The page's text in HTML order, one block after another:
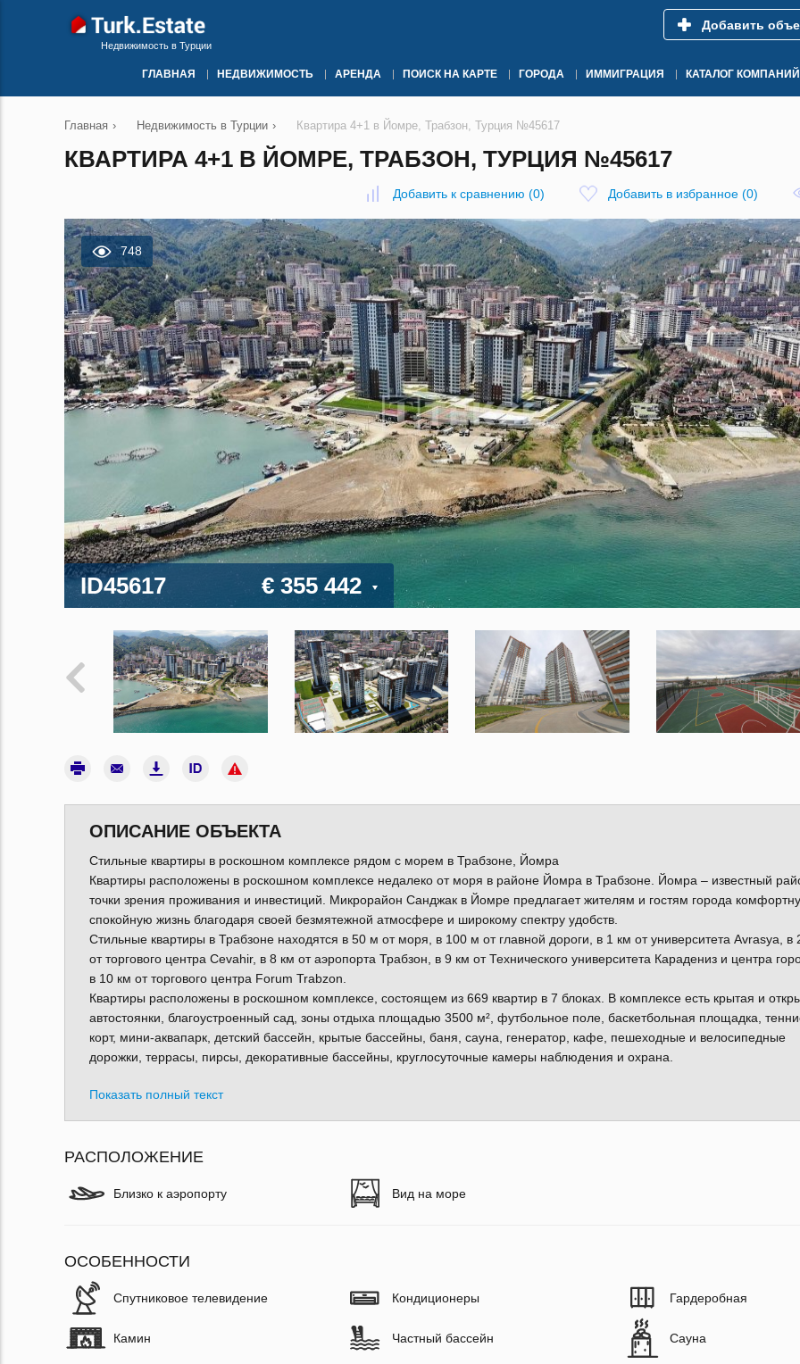
Недвижимость в Турции
Добавить
ГЛАВНАЯ НЕДВИЖИМОСТЬ АРЕНДА ПОИСК НА КАРТЕ ГОРОДА ИММИГРАЦИЯ КАТАЛОГ КОМПАНИЙ
Главная › Недвижимость в Турции › Квартира 4+1 в Йомре, Трабзон, Турция №45617
КВАРТИРА 4+1 В ЙОМРЕ, ТРАБЗОН, ТУРЦИЯ №45617
Добавить к сравнению (0) Добавить в избранное (0)
748
ID45617 € 355 442
ОПИСАНИЕ ОБЪЕКТА
Стильные квартиры в роскошном комплексе рядом с морем в Трабзоне, Йомра
Квартиры расположены в роскошном комплексе недалеко от моря в районе Йомра в Трабзоне. Йомра – известный
точки зрения проживания и инвестиций. Микрорайон Санджак в Йомре предлагает жителям и гостям города
спокойную жизнь благодаря своей безмятежной атмосфере и широкому спектру удобств.
Стильные квартиры в Трабзоне находятся в 50 м от моря, в 100 м от главной дороги, в 1 км от университета Avrasya, в
от торгового центра Cevahir, в 8 км от аэропорта Трабзон, в 9 км от Технического университета Карадениз и центра
в 10 км от торгового центра Forum Trabzon.
Квартиры расположены в роскошном комплексе, состоящем из 669 квартир в 7 блоках. В комплексе есть крытая и
автостоянки, благоустроенный сад, зоны отдыха площадью 3500 м², футбольное поле, баскетбольная площадка,
корт, мини-аквапарк, детский бассейн, крытые бассейны, баня, сауна, генератор, кафе, пешеходные и велосипедные
дорожки, террасы, пирсы, декоративные бассейны, круглосуточные камеры наблюдения и охрана.
Показать полный текст
РАСПОЛОЖЕНИЕ
Близко к аэропорту Вид на море
ОСОБЕННОСТИ
Спутниковое телевидение Кондиционеры Гардеробная
Камин Частный бассейн Сауна